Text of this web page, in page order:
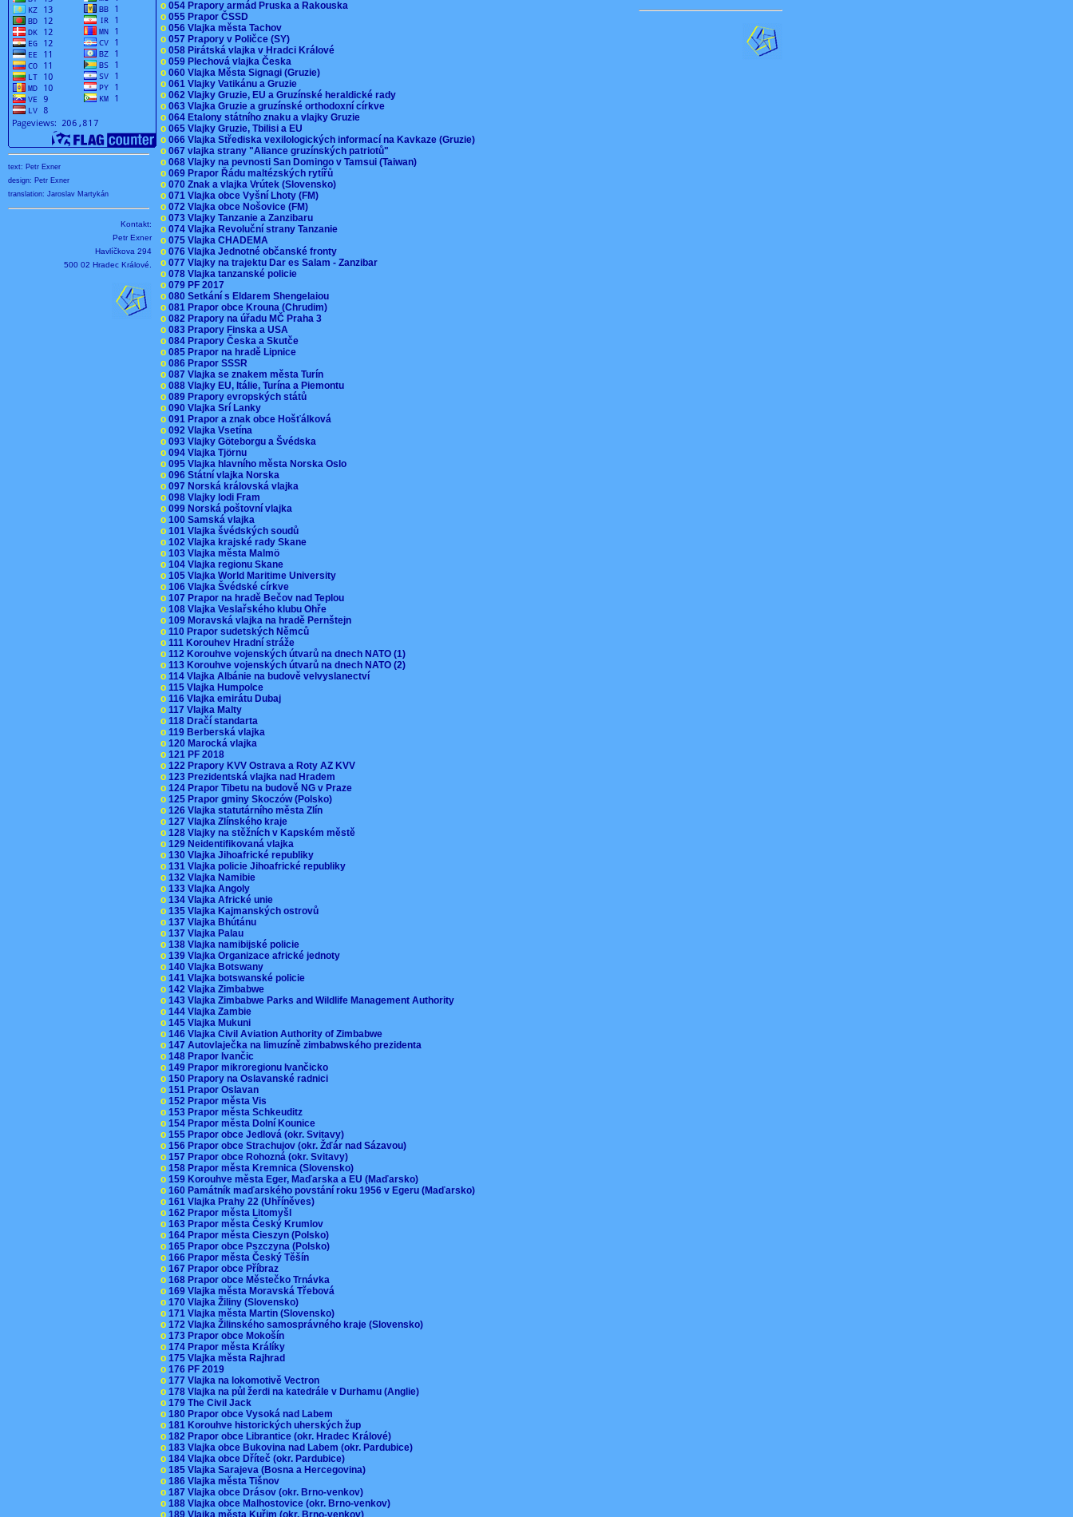
text: Petr Exner
design: Petr Exner
translation: Jaroslav Martykán
Kontakt:
Petr Exner
Havlíčkova 294
500 02 Hradec Králové.
o 054 Prapory armád Pruska a Rakouska
o 055 Prapor ČSSD
o 056 Vlajka města Tachov
o 057 Prapory v Poličce (SY)
o 058 Pirátská vlajka v Hradci Králové
o 059 Plechová vlajka Česka
o 060 Vlajka Města Signagi (Gruzie)
o 061 Vlajky Vatikánu a Gruzie
o 062 Vlajky Gruzie, EU a Gruzínské heraldické rady
o 063 Vlajka Gruzie a gruzínské orthodoxní církve
o 064 Etalony státního znaku a vlajky Gruzie
o 065 Vlajky Gruzie, Tbilisi a EU
o 066 Vlajka Střediska vexilologických informací na Kavkaze (Gruzie)
o 067 vlajka strany "Aliance gruzínských patriotů"
o 068 Vlajky na pevnosti San Domingo v Tamsui (Taiwan)
o 069 Prapor Řádu maltézských rytířů
o 070 Znak a vlajka Vrútek (Slovensko)
o 071 Vlajka obce Vyšní Lhoty (FM)
o 072 Vlajka obce Nošovice (FM)
o 073 Vlajky Tanzanie a Zanzibaru
o 074 Vlajka Revoluční strany Tanzanie
o 075 Vlajka CHADEMA
o 076 Vlajka Jednotné občanské fronty
o 077 Vlajky na trajektu Dar es Salam - Zanzibar
o 078 Vlajka tanzanské policie
o 079 PF 2017
o 080 Setkání s Eldarem Shengelaiou
o 081 Prapor obce Krouna (Chrudim)
o 082 Prapory na úřadu MČ Praha 3
o 083 Prapory Finska a USA
o 084 Prapory Česka a Skutče
o 085 Prapor na hradě Lipnice
o 086 Prapor SSSR
o 087 Vlajka se znakem města Turín
o 088 Vlajky EU, Itálie, Turína a Piemontu
o 089 Prapory evropských států
o 090 Vlajka Srí Lanky
o 091 Prapor a znak obce Hošťálková
o 092 Vlajka Vsetína
o 093 Vlajky Göteborgu a Švédska
o 094 Vlajka Tjörnu
o 095 Vlajka hlavního města Norska Oslo
o 096 Státní vlajka Norska
o 097 Norská královská vlajka
o 098 Vlajky lodi Fram
o 099 Norská poštovní vlajka
o 100 Samská vlajka
o 101 Vlajka švédských soudů
o 102 Vlajka krajské rady Skane
o 103 Vlajka města Malmö
o 104 Vlajka regionu Skane
o 105 Vlajka World Maritime University
o 106 Vlajka Švédské církve
o 107 Prapor na hradě Bečov nad Teplou
o 108 Vlajka Veslařského klubu Ohře
o 109 Moravská vlajka na hradě Pernštejn
o 110 Prapor sudetských Němců
o 111 Korouhev Hradní stráže
o 112 Korouhve vojenských útvarů na dnech NATO (1)
o 113 Korouhve vojenských útvarů na dnech NATO (2)
o 114 Vlajka Albánie na budově velvyslanectví
o 115 Vlajka Humpolce
o 116 Vlajka emirátu Dubaj
o 117 Vlajka Malty
o 118 Dračí standarta
o 119 Berberská vlajka
o 120 Marocká vlajka
o 121 PF 2018
o 122 Prapory KVV Ostrava a Roty AZ KVV
o 123 Prezidentská vlajka nad Hradem
o 124 Prapor Tibetu na budově NG v Praze
o 125 Prapor gminy Skoczów (Polsko)
o 126 Vlajka statutárního města Zlín
o 127 Vlajka Zlínského kraje
o 128 Vlajky na stěžních v Kapském městě
o 129 Neidentifikovaná vlajka
o 130 Vlajka Jihoafrické republiky
o 131 Vlajka policie Jihoafrické republiky
o 132 Vlajka Namibie
o 133 Vlajka Angoly
o 134 Vlajka Africké unie
o 135 Vlajka Kajmanských ostrovů
o 137 Vlajka Bhútánu
o 137 Vlajka Palau
o 138 Vlajka namibijské policie
o 139 Vlajka Organizace africké jednoty
o 140 Vlajka Botswany
o 141 Vlajka botswanské policie
o 142 Vlajka Zimbabwe
o 143 Vlajka Zimbabwe Parks and Wildlife Management Authority
o 144 Vlajka Zambie
o 145 Vlajka Mukuni
o 146 Vlajka Civil Aviation Authority of Zimbabwe
o 147 Autovlaječka na limuzíně zimbabwského prezidenta
o 148 Prapor Ivančic
o 149 Prapor mikroregionu Ivančicko
o 150 Prapory na Oslavanské radnici
o 151 Prapor Oslavan
o 152 Prapor města Vis
o 153 Prapor města Schkeuditz
o 154 Prapor města Dolní Kounice
o 155 Prapor obce Jedlová (okr. Svitavy)
o 156 Prapor obce Strachujov (okr. Žďár nad Sázavou)
o 157 Prapor obce Rohozná (okr. Svitavy)
o 158 Prapor města Kremnica (Slovensko)
o 159 Korouhve města Eger, Maďarska a EU (Maďarsko)
o 160 Památník maďarského povstání roku 1956 v Egeru (Maďarsko)
o 161 Vlajka Prahy 22 (Uhříněves)
o 162 Prapor města Litomyšl
o 163 Prapor města Český Krumlov
o 164 Prapor města Cieszyn (Polsko)
o 165 Prapor obce Pszczyna (Polsko)
o 166 Prapor města Český Těšín
o 167 Prapor obce Příbraz
o 168 Prapor obce Městečko Trnávka
o 169 Vlajka města Moravská Třebová
o 170 Vlajka Žiliny (Slovensko)
o 171 Vlajka města Martin (Slovensko)
o 172 Vlajka Žilinského samosprávného kraje (Slovensko)
o 173 Prapor obce Mokošín
o 174 Prapor města Králíky
o 175 Vlajka města Rajhrad
o 176 PF 2019
o 177 Vlajka na lokomotivě Vectron
o 178 Vlajka na půl žerdi na katedrále v Durhamu (Anglie)
o 179 The Civil Jack
o 180 Prapor obce Vysoká nad Labem
o 181 Korouhve historických uherských žup
o 182 Prapor obce Librantice (okr. Hradec Králové)
o 183 Vlajka obce Bukovina nad Labem (okr. Pardubice)
o 184 Vlajka obce Dříteč (okr. Pardubice)
o 185 Vlajka Sarajeva (Bosna a Hercegovina)
o 186 Vlajka města Tišnov
o 187 Vlajka obce Drásov (okr. Brno-venkov)
o 188 Vlajka obce Malhostovice (okr. Brno-venkov)
o 189 Vlajka města Kuřim (okr. Brno-venkov)